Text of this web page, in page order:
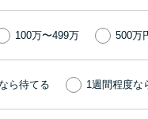
今月の
と危険
100万〜499万 500万
ら待てる 1週間程度な